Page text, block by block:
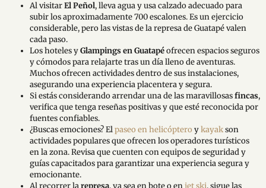
Al visitarEl Peñol, lleva agua y usa calzado adecuado para
subir los aproximadamente 700 escalones. Es un ejercicio
considerable, pero las vistas de la represa de Guatapé valen
cada paso.
Los hoteles yGlampings en Guatapéofrecen espacios seguros
y cómodos para relajarte tras un día lleno de aventuras.
Muchos ofrecen actividades dentro de sus instalaciones,
asegurando una experiencia placentera y segura.
Si estás considerando arrendar una de las maravillosasfincas,
verifica que tenga reseñas positivas y que esté reconocida por
fuentes confiables.
¿Buscas emociones? Elpaseo en helicóptero ykayakson
actividades populares que ofrecen los operadores turísticos
en la zona. Revisa que cuenten con equipos de seguridad y
guías capacitados para garantizar una experiencia segura y
emocionante.
Al recorrer larepresa, ya sea en bote o enjet ski, sigue las